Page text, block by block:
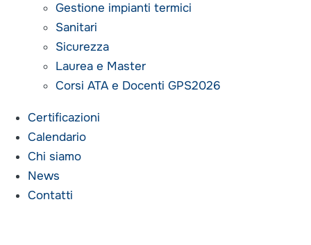
Gestione impianti termici
Sanitari
Sicurezza
Laurea e Master
Corsi ATA e Docenti GPS2026
Certificazioni
Calendario
Chi siamo
News
Contatti